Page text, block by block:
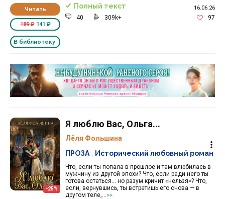
Читать
189 ₽141 ₽
В библиотеку
Полный текст 16.06.26
40 309k+ 97
Реклама 16+ АО «ЛитГород»
-25%
Я люблю Вас, Ольга...
Лёля Фольшина
Что, если ты попала в прошлое и там влюбилась в
мужчину из другой эпохи? Что, если ради него ты
готова остаться… но разум кричит «нельзя»? Что,
если, вернувшись, ты встретишь его снова — в
другом теле,...
>>
ПРОЗА Исторический любовный роман